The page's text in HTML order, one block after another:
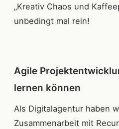
„Kreativ Chaos und
unbedingt mal rein!
Agile
lernen können
Als Digitalagentur haben
Zusammenarbeit mit